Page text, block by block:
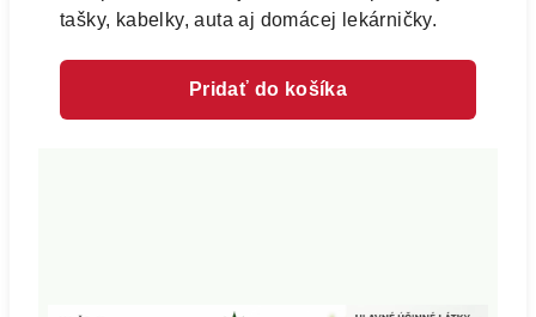
tašky, kabelky, auta aj domácej lekárničky.
Pridať do košíka